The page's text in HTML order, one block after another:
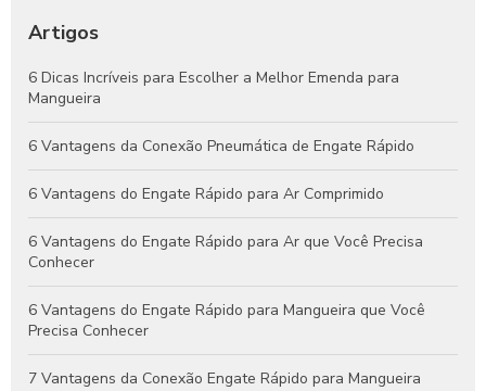
Eficientes e Confiáveis
Engates Pneumáticos: Vantagens, Aplicações e Dicas para
Escolher o Melhor Modelo
Guia Completo de Engates Pneumáticos: Benefícios, Usos e
Dicas de Manutenção
Artigos
6 Dicas Incríveis para Escolher a Melhor Emenda para
Mangueira
6 Vantagens da Conexão Pneumática de Engate Rápido
6 Vantagens do Engate Rápido para Ar Comprimido
6 Vantagens do Engate Rápido para Ar que Você Precisa
Conhecer
6 Vantagens do Engate Rápido para Mangueira que Você
Precisa Conhecer
7 Vantagens da Conexão Engate Rápido para Mangueira